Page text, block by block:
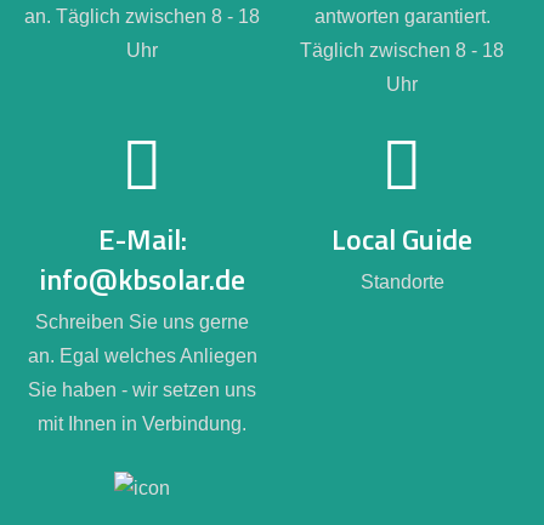
an. Täglich zwischen 8 - 18
Uhr
antworten garantiert.
Täglich zwischen 8 - 18
Uhr
E-Mail:
info@kbsolar.de
Schreiben Sie uns gerne
an. Egal welches Anliegen
Sie haben - wir setzen uns
mit Ihnen in Verbindung.
Local Guide
Standorte